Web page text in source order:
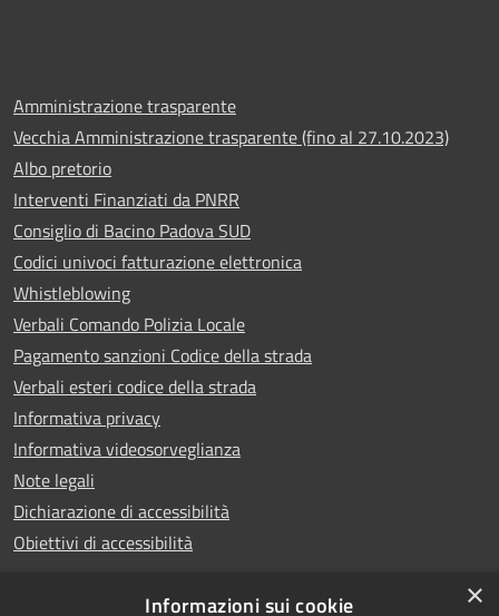
Amministrazione trasparente
Vecchia Amministrazione trasparente (fino al 27.10.2023)
Albo pretorio
Interventi Finanziati da PNRR
Consiglio di Bacino Padova SUD
Codici univoci fatturazione elettronica
Whistleblowing
Verbali Comando Polizia Locale
Pagamento sanzioni Codice della strada
Verbali esteri codice della strada
Informativa privacy
Informativa videosorveglianza
Note legali
Dichiarazione di accessibilità
Obiettivi di accessibilità
×
Informazioni sui cookie